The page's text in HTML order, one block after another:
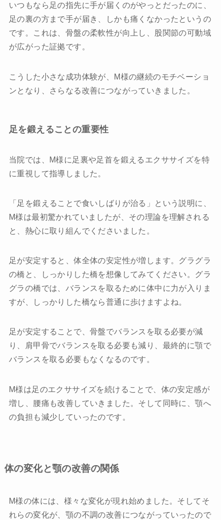
いつもなら足の指先に手が届くのがやっとだったのに、
足の裏の方まで手が届き、しかも痛くなかったというの
です。これは、骨盤の柔軟性が向上し、股関節の可動域
が広がった証拠です。
こうした小さな成功体験が、M様の継続のモチベーショ
ンとなり、さらなる改善につながっていきました。
足を鍛えることの重要性
当院では、M様に足裏や足首を鍛えるエクササイズを特
に重視して指導しました。
「足を鍛えることで食いしばりが治る」という説明に、
M様は最初驚かれていましたが、その理論を理解される
と、熱心に取り組んでくださいました。
足が安定すると、体全体の安定性が増します。グラグラ
の橋と、しっかりした橋を想像してみてください。グラ
グラの橋では、バランスを取るために体中に力が入りま
すが、しっかりした橋なら普通に歩けますよね。
足が安定することで、骨盤でバランスを取る必要が減
り、肩甲骨でバランスを取る必要も減り、最終的に顎で
バランスを取る必要もなくなるのです。
M様は足のエクササイズを続けることで、体の安定感が
増し、腰痛も改善していきました。そして同時に、顎へ
の負担も減少していったのです。
体の変化と顎の改善の関係
M様の体には、様々な変化が現れ始めました。そしてそ
れらの変化が、顎の不調の改善につながっていったので